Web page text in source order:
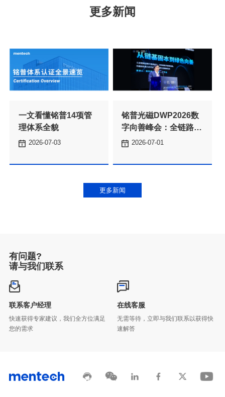
更多新闻
理体系全貌
2026-07-03 新打造绿色数字基石
2026-07-01
更多新闻
有问题?
请与我们联系
联系客户经理
您的需求
在线客服
速解答